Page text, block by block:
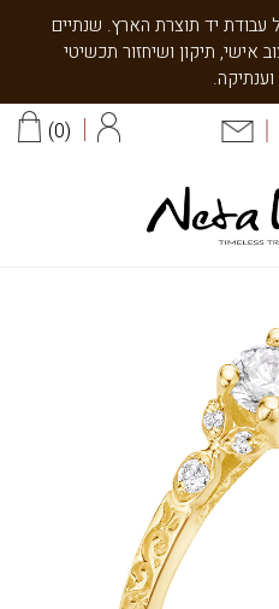
של עבודת יד תוצרת הארץ. שנתיים
אישי, תיקון ושיחזור תכשיטי
וענתיקה.
0